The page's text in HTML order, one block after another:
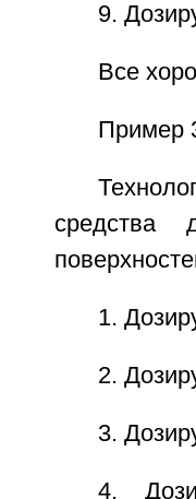
9.
Все
Пример
средства
1.
2.
3.
4.